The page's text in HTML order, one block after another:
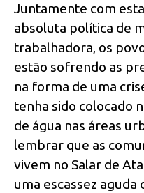
Juntamente com
absoluta política de
trabalhadora, os
estão sofrendo as
na forma de uma
tenha sido colocado
de água nas áreas
lembrar que as
vivem no Salar de
uma escassez aguda